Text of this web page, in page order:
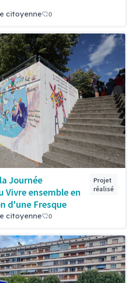
citoyenne 0
Journée
Vivre ensemble en
d'une Fresque
Projet
réalisé
citoyenne 0